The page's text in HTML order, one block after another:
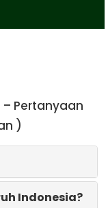
– Pertanyaan
)
Indonesia?